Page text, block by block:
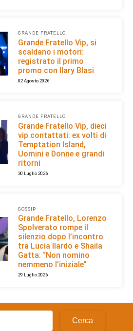
GRANDE FRATELLO
Grande Fratello Vip, si
scaldano i motori:
registrato il primo
promo con Ilary Blasi
02 Agosto 2026
GRANDE FRATELLO
Grande Fratello Vip, dieci
vip contattati: ex volti di
Temptation Island,
Uomini e Donne e grandi
ritorni
30 Luglio 2026
GOSSIP
Grande Fratello, Lorenzo
Spolverato rompe il
silenzio dopo l’incontro
tra Lucia Ilardo e Shaila
Gatta: “Non nomino
nemmeno l’iniziale”
29 Luglio 2026